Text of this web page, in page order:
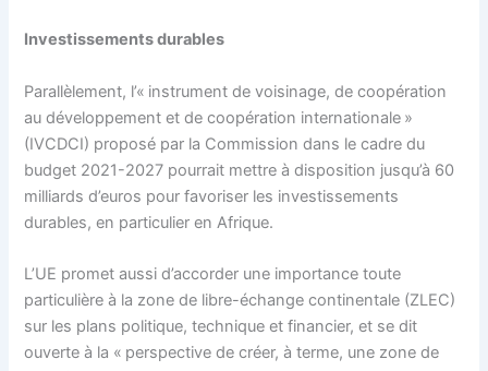
Investissements durables
Parallèlement, l’« instrument de voisinage, de coopération
au développement et de coopération internationale »
(IVCDCI) proposé par la Commission dans le cadre du
budget 2021-2027 pourrait mettre à disposition jusqu’à 60
milliards d’euros pour favoriser les investissements
durables, en particulier en Afrique.
L’UE promet aussi d’accorder une importance toute
particulière à la zone de libre-échange continentale (ZLEC)
sur les plans politique, technique et financier, et se dit
ouverte à la « perspective de créer, à terme, une zone de